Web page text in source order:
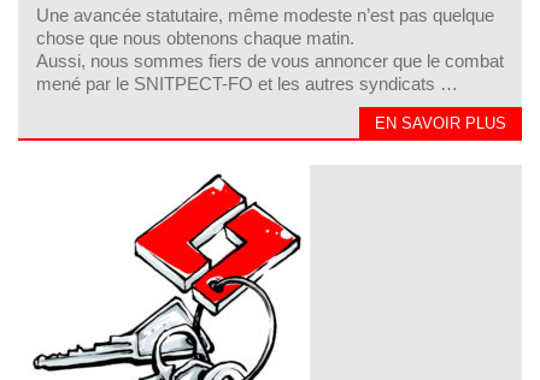
Une avancée statutaire, même modeste n’est pas quelque
chose que nous obtenons chaque matin.
Aussi, nous sommes fiers de vous annoncer que le combat
mené par le SNITPECT-FO et les autres syndicats …
EN SAVOIR PLUS